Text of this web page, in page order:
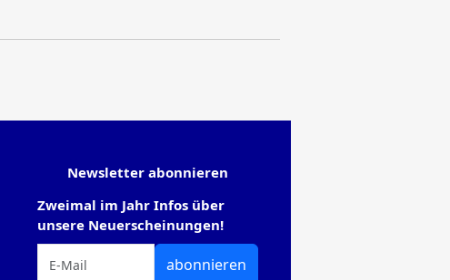
Newsletter abonnieren
Zweimal im Jahr Infos über
unsere Neuerscheinungen!
abonnieren